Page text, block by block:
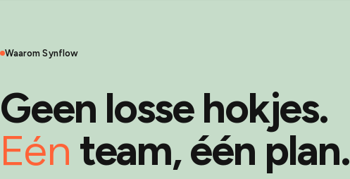
Waarom Synflow
Geen losse hokjes.
Eén team, één plan.